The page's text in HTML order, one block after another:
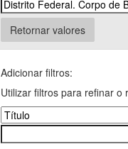
Retornar valores
Adicionar filtros:
Utilizar filtros para refinar o